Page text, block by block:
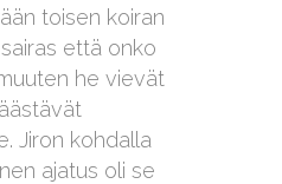
toisen koiran
että onko
he vievät
Jiron kohdalla
ajatus oli se